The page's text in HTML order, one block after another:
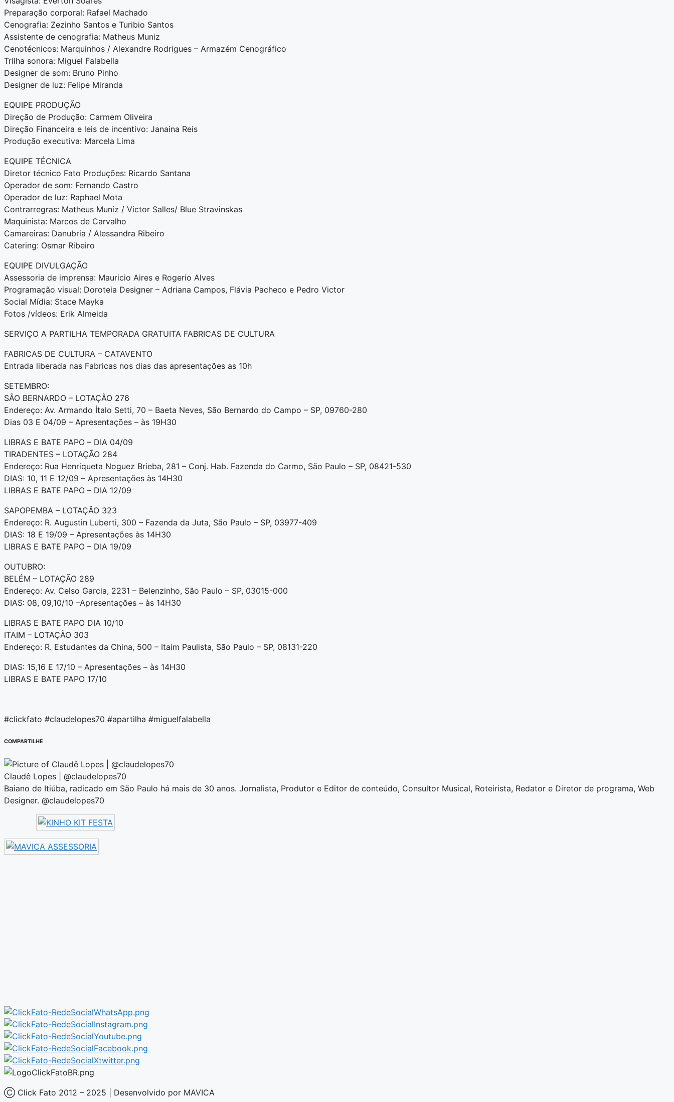
Preparação corporal: Rafael Machado
Cenografia: Zezinho Santos e Turibio Santos
Assistente de cenografia: Matheus Muniz
Cenotécnicos: Marquinhos / Alexandre Rodrigues – Armazém Cenográfico
Trilha sonora: Miguel Falabella
Designer de som: Bruno Pinho
Designer de luz: Felipe Miranda
EQUIPE PRODUÇÃO
Direção de Produção: Carmem Oliveira
Direção Financeira e leis de incentivo: Janaina Reis
Produção executiva: Marcela Lima
EQUIPE TÉCNICA
Diretor técnico Fato Produções: Ricardo Santana
Operador de som: Fernando Castro
Operador de luz: Raphael Mota
Contrarregras: Matheus Muniz / Victor Salles/ Blue Stravinskas
Maquinista: Marcos de Carvalho
Camareiras: Danubria / Alessandra Ribeiro
Catering: Osmar Ribeiro
EQUIPE DIVULGAÇÃO
Assessoria de imprensa: Mauricio Aires e Rogerio Alves
Programação visual: Doroteia Designer – Adriana Campos, Flávia Pacheco e Pedro Victor
Social Mídia: Stace Mayka
Fotos /vídeos: Erik Almeida
SERVIÇO A PARTILHA TEMPORADA GRATUITA FABRICAS DE CULTURA
FABRICAS DE CULTURA – CATAVENTO
Entrada liberada nas Fabricas nos dias das apresentações as 10h
SETEMBRO:
SÃO BERNARDO – LOTAÇÃO 276
Endereço: Av. Armando Ítalo Setti, 70 – Baeta Neves, São Bernardo do Campo – SP, 09760-280
Dias 03 E 04/09 – Apresentações – às 19H30
LIBRAS E BATE PAPO – DIA 04/09
TIRADENTES – LOTAÇÃO 284
Endereço: Rua Henriqueta Noguez Brieba, 281 – Conj. Hab. Fazenda do Carmo, São Paulo – SP, 08421-530
DIAS: 10, 11 E 12/09 – Apresentações às 14H30
LIBRAS E BATE PAPO – DIA 12/09
SAPOPEMBA – LOTAÇÃO 323
Endereço: R. Augustin Luberti, 300 – Fazenda da Juta, São Paulo – SP, 03977-409
DIAS: 18 E 19/09 – Apresentações às 14H30
LIBRAS E BATE PAPO – DIA 19/09
OUTUBRO:
BELÉM – LOTAÇÃO 289
Endereço: Av. Celso Garcia, 2231 – Belenzinho, São Paulo – SP, 03015-000
DIAS: 08, 09,10/10 –Apresentações – às 14H30
LIBRAS E BATE PAPO DIA 10/10
ITAIM – LOTAÇÃO 303
Endereço: R. Estudantes da China, 500 – Itaim Paulista, São Paulo – SP, 08131-220
DIAS: 15,16 E 17/10 – Apresentações – às 14H30
LIBRAS E BATE PAPO 17/10
#clickfato #claudelopes70 #apartilha #miguelfalabella
COMPARTILHE
Claudê Lopes | @claudelopes70
Baiano de Itiúba, radicado em São Paulo há mais de 30 anos. Jornalista, Produtor e Editor de conteúdo, Consultor Musical, Roteirista, Redator e Diretor de programa, Web
Designer. @claudelopes70
Ⓒ Click Fato 2012 – 2025 | Desenvolvido por MAVICA